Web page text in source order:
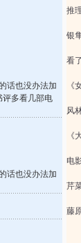
话也没办法加
多看几部电
话也没办法加
推
银
看
《
风
《
电
芹
藤